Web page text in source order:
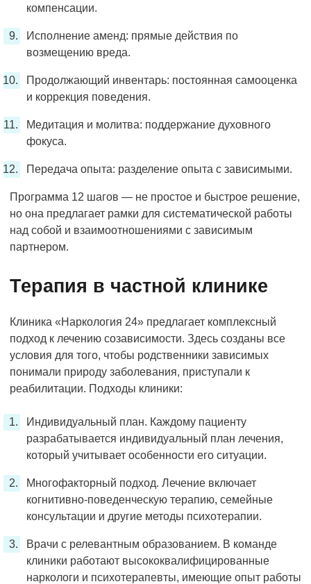
компенсации.
Исполнение аменд: прямые действия по
возмещению вреда.
Продолжающий инвентарь: постоянная самооценка
и коррекция поведения.
Медитация и молитва: поддержание духовного
фокуса.
Передача опыта: разделение опыта с зависимыми.
Программа 12 шагов — не простое и быстрое решение,
но она предлагает рамки для систематической работы
над собой и взаимоотношениями с зависимым
партнером.
Терапия в частной клинике
Клиника «Наркология 24» предлагает комплексный
подход к лечению созависимости. Здесь созданы все
условия для того, чтобы родственники зависимых
понимали природу заболевания, приступали к
реабилитации. Подходы клиники:
Индивидуальный план. Каждому пациенту
разрабатывается индивидуальный план лечения,
который учитывает особенности его ситуации.
Многофакторный подход. Лечение включает
когнитивно-поведенческую терапию, семейные
консультации и другие методы психотерапии.
Врачи с релевантным образованием. В команде
клиники работают высококвалифицированные
наркологи и психотерапевты, имеющие опыт работы